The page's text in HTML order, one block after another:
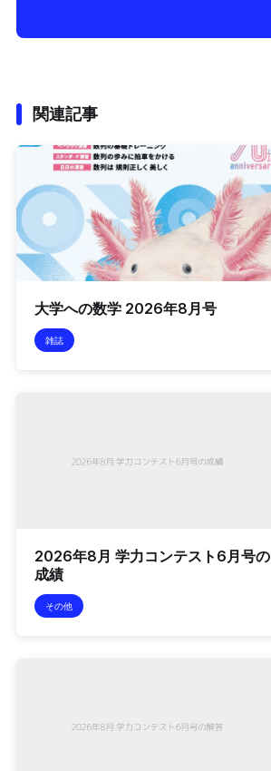
関連記事
大学への数学 2026年8月号
雑誌
2026年8月 学力コンテスト6月号の
成績
その他